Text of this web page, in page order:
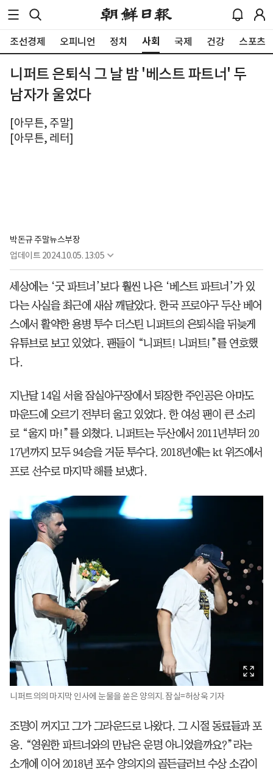
조선경제 오피니언 정치 사회 국제 건강 스포츠
니퍼트 은퇴식 그 날 밤 '베스트 파트너' 두
남자가 울었다
[아무튼, 주말]
[아무튼, 레터]
박돈규 주말뉴스부장
업데이트 2024.10.05. 13:05
세상에는 ‘굿 파트너’보다 훨씬 나은 ‘베스트 파트너’가 있
다는 사실을 최근에 새삼 깨달았다. 한국 프로야구 두산 베어
스에서 활약한 용병 투수 더스틴 니퍼트의 은퇴식을 뒤늦게
유튜브로 보고 있었다. 팬들이 “니퍼트! 니퍼트!”를 연호했
다.
지난달 14일 서울 잠실야구장에서 퇴장한 주인공은 아마도
마운드에 오르기 전부터 울고 있었다. 한 여성 팬이 큰 소리
로 “울지 마!”를 외쳤다. 니퍼트는 두산에서 2011년부터 20
17년까지 모두 94승을 거둔 투수다. 2018년에는 kt 위즈에서
프로 선수로 마지막 해를 보냈다.
니퍼트의의 마지막 인사에 눈물을 쏟은 양의지. 잠실=허상욱 기자
조명이 꺼지고 그가 그라운드로 나왔다. 그 시절 동료들과 포
옹. “영원한 파트너와의 만남은 운명 아니었을까요?”라는
소개에 이어 2018년 포수 양의지의 골든글러브 수상 소감이